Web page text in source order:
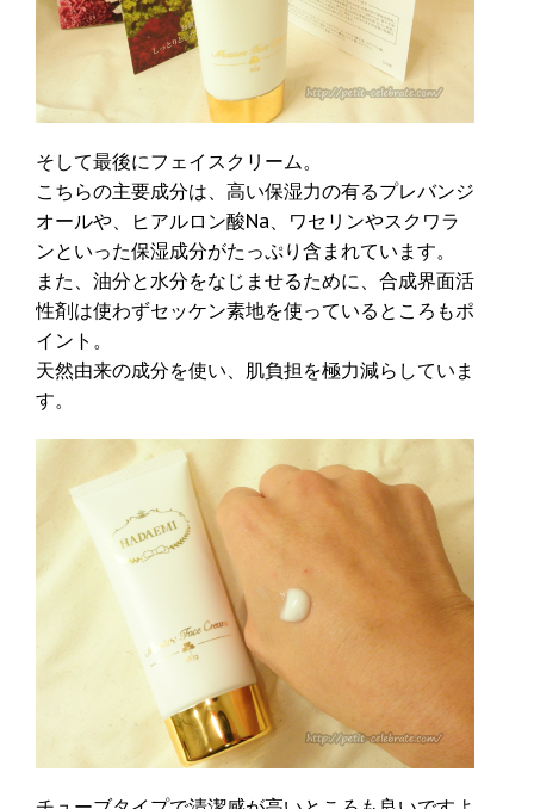
そして最後にフェイスクリーム。
こちらの主要成分は、高い保湿力の有るプレバンジ
オールや、ヒアルロン酸Na、ワセリンやスクワラ
ンといった保湿成分がたっぷり含まれています。
また、油分と水分をなじませるために、合成界面活
性剤は使わずセッケン素地を使っているところもポ
イント。
天然由来の成分を使い、肌負担を極力減らしていま
す。